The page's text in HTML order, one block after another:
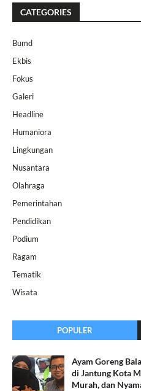
CATEGORIES
Bumd
Ekbis
Fokus
Galeri
Headline
Humaniora
Lingkungan
Nusantara
Olahraga
Pemerintahan
Pendidikan
Podium
Ragam
Tematik
Wisata
POPULER
Ayam Goreng
di Jantung Kota
Murah, dan